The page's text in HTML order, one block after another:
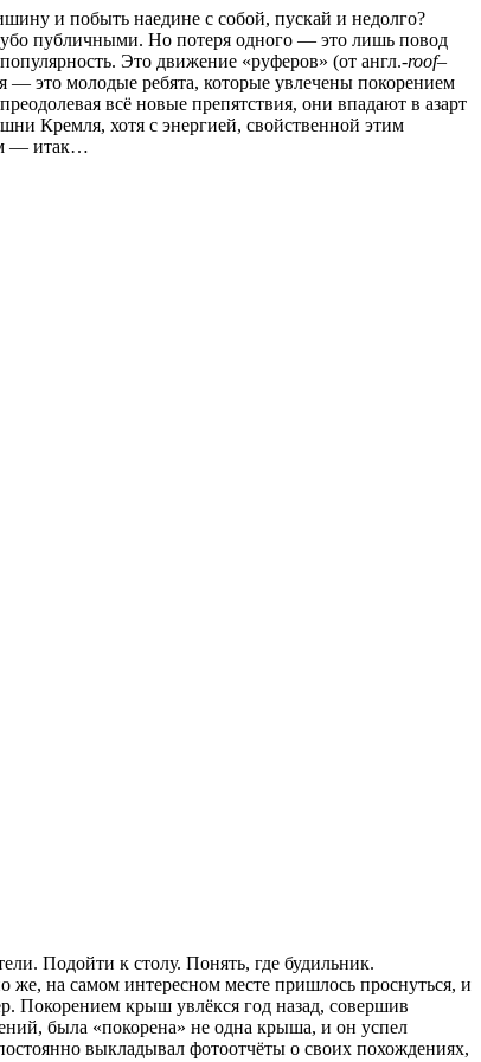
и побыть наедине с собой, пускай и недолго?
публичными. Но потеря одного — это лишь повод
Это движение «руферов» (от англ.-roof–
это молодые ребята, которые увлечены покорением
всё новые препятствия, они впадают в азарт
Кремля, хотя с энергией, свойственной этим
— итак…
Подойти к столу. Понять, где будильник.
на самом интересном месте пришлось проснуться, и
Покорением крыш увлёкся год назад, совершив
была «покорена» не одна крыша, и он успел
выкладывал фотоотчёты о своих похождениях,